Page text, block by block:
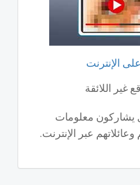
الإنترنت
غير اللائقة
يشاركون معلومات
عبر الإنترنت.